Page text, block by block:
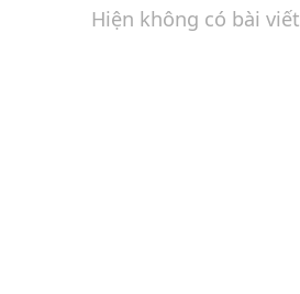
Hiện không có bài